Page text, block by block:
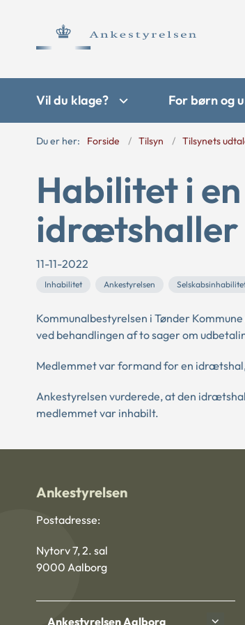
Vil du klage? For børn og
Du er her: Forside Tilsyn Tilsynets
Habilitet i
idrætshaller
11-11-2022
Inhabilitet Ankestyrelsen
Kommunalbestyrelsen i Tønder
ved behandlingen af to sager om
Medlemmet var formand for en
Ankestyrelsen vurderede, at den
medlemmet var inhabilt.
Ankestyrelsen
Postadresse:
Nytorv 7, 2. sal
9000 Aalborg
Ankestyrelsen Aalborg